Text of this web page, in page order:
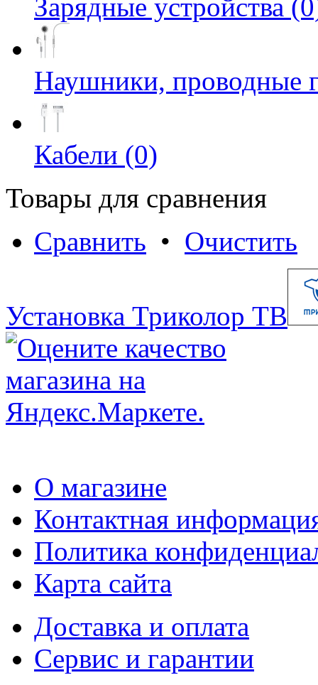
Зарядные устройства
Наушники, проводные
Кабели (0)
Товары для сравнения
Сравнить • Очистить
Установка Триколор ТВ
О магазине
Контактная
Политика
Карта сайта
Доставка и оплата
Сервис и гарантии